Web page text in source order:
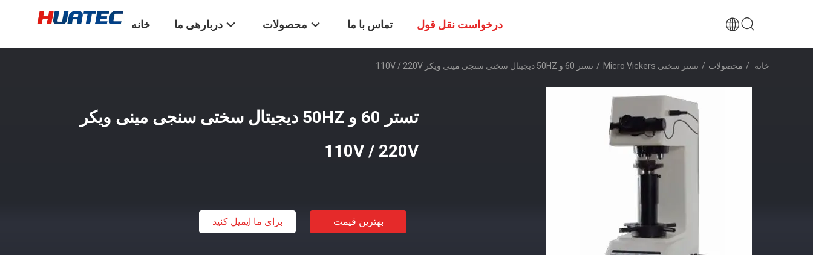
خانه دربارهی ما محصولات تماس با ما درخواست نقل قول
خانه / محصولات / تستر سختی Micro Vickers / تستر 60 و 50HZ دیجیتال سختی سنجی مینی ویکر 110V / 220V
تستر 60 و 50HZ دیجیتال سختی سنجی مینی ویکر
110V / 220V
بهترین قیمت برای ما ایمیل کنید